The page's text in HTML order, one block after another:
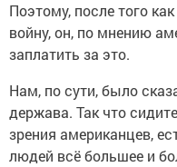
Поэтому, после того
войну, он, по мнению
заплатить за это.
Нам, по сути, было
держава. Так что
зрения американцев,
людей всё большее и